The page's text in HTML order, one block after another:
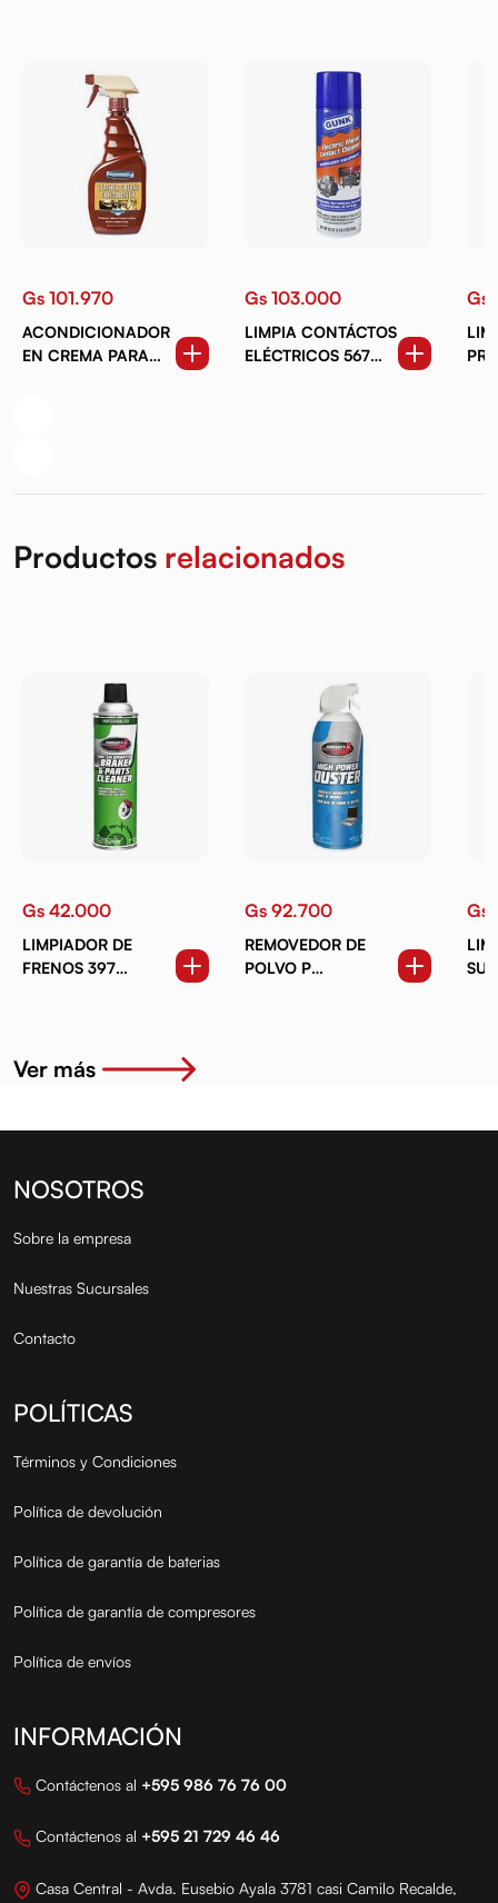
Gs 101.970
ACONDICIONADOR
EN CREMA PARA
Gs 103.000
LIMPIA CONTÁCTOS
ELÉCTRICOS 567
Gs
Productos relacionados
Gs 42.000
LIMPIADOR DE
FRENOS 397
Gs 92.700
REMOVEDOR DE
POLVO P
Gs
Ver más
NOSOTROS
Sobre la empresa
Nuestras Sucursales
Contacto
POLÍTICAS
Términos y Condiciones
Política de devolución
Política de garantía de baterias
Política de garantía de compresores
Política de envíos
INFORMACIÓN
Contáctenos al +595 986 76 76 00
Contáctenos al +595 21 729 46 46
Casa Central - Avda. Eusebio Ayala 3781 casi Camilo Recalde,